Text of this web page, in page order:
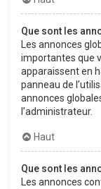
Que sont les
Les annonces
importantes que
apparaissent en
panneau de
annonces
l’administrateur.
Haut
Que sont les
Les annonces